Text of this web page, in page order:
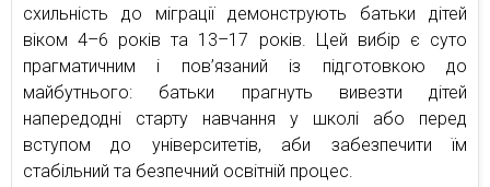
схильність до міграції демонструють батьки дітей
віком 4–6 років та 13–17 років. Цей вибір є суто
прагматичним і пов’язаний із підготовкою до
майбутнього: батьки прагнуть вивезти дітей
напередодні старту навчання у школі або перед
вступом до університетів, аби забезпечити їм
стабільний та безпечний освітній процес.